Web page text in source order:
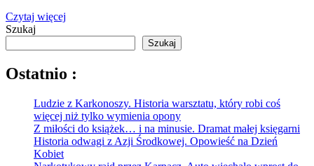
Czytaj więcej
Szukaj
Szukaj
Ostatnio :
Ludzie z Karkonoszy. Historia warsztatu, który robi coś
więcej niż tylko wymienia opony
Z miłości do książek… i na minusie. Dramat małej księgarni
Historia odwagi z Azji Środkowej. Opowieść na Dzień
Kobiet